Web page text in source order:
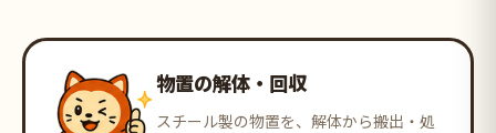
物置の解体・回収
スチール製の物置を、解体から搬出・処